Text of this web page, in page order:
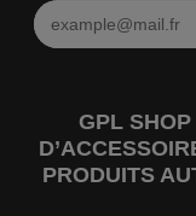
GPL
PRODUITS